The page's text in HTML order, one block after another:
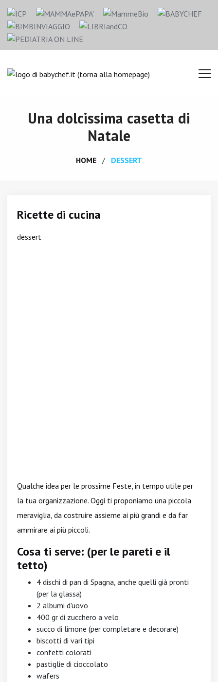
Una dolcissima casetta di
Natale
HOME DESSERT
Ricette di cucina
dessert
Qualche idea per le prossime Feste, in tempo utile per
la tua organizzazione. Oggi ti proponiamo una piccola
meraviglia, da costruire assieme ai più grandi e da far
ammirare ai più piccoli.
Cosa ti serve: (per le pareti e il
tetto)
4 dischi di pan di Spagna, anche quelli già pronti
(per la glassa)
2 albumi d'uovo
400 gr di zucchero a velo
succo di limone (per completare e decorare)
biscotti di vari tipi
confetti colorati
pastiglie di cioccolato
wafers